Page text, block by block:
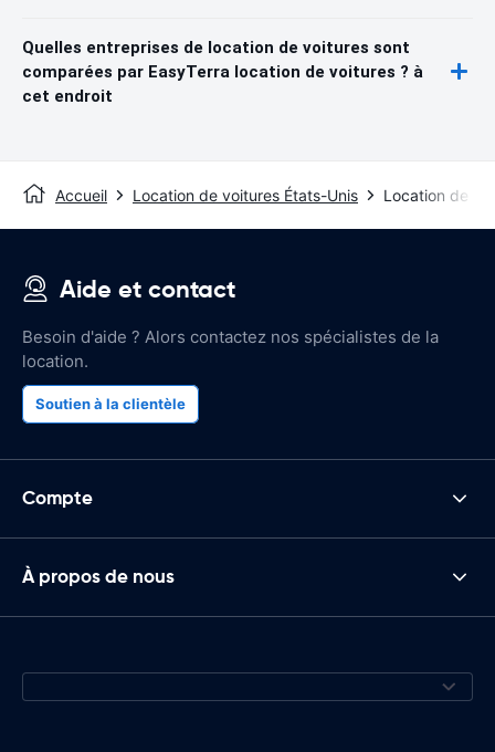
Quelles entreprises de location de voitures sont
comparées par EasyTerra location de voitures ? à
cet endroit
Accueil Location de voitures États-Unis Location de
Aide et contact
Besoin d'aide ? Alors contactez nos spécialistes de la
location.
Soutien à la clientèle
Compte
À propos de nous